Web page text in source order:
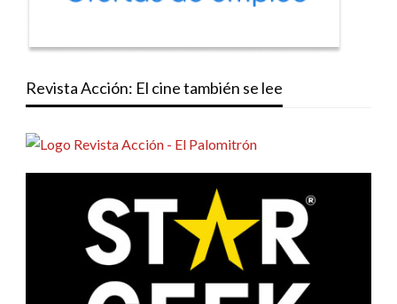
Revista Acción: El cine también se lee